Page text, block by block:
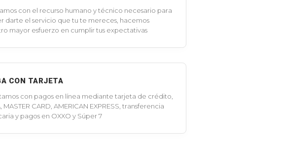
con el recurso humano y técnico necesario para
darte el servicio que tu te mereces, hacemos
mayor esfuerzo en cumplir tus expectativas
CON TARJETA
con pagos en línea mediante tarjeta de crédito,
MASTER CARD, AMERICAN EXPRESS, transferencia
y pagos en OXXO y Súper 7